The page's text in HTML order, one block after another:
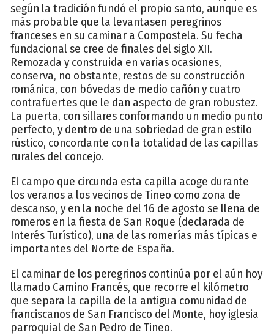
según la tradición fundó el propio santo, aunque es
más probable que la levantasen peregrinos
franceses en su caminar a Compostela. Su fecha
fundacional se cree de finales del siglo XII.
Remozada y construida en varias ocasiones,
conserva, no obstante, restos de su construcción
románica, con bóvedas de medio cañón y cuatro
contrafuertes que le dan aspecto de gran robustez.
La puerta, con sillares conformando un medio punto
perfecto, y dentro de una sobriedad de gran estilo
rústico, concordante con la totalidad de las capillas
rurales del concejo.
El campo que circunda esta capilla acoge durante
los veranos a los vecinos de Tineo como zona de
descanso, y en la noche del 16 de agosto se llena de
romeros en la fiesta de San Roque (declarada de
Interés Turístico), una de las romerías más típicas e
importantes del Norte de España.
El caminar de los peregrinos continúa por el aún hoy
llamado Camino Francés, que recorre el kilómetro
que separa la capilla de la antigua comunidad de
franciscanos de San Francisco del Monte, hoy iglesia
parroquial de San Pedro de Tineo.